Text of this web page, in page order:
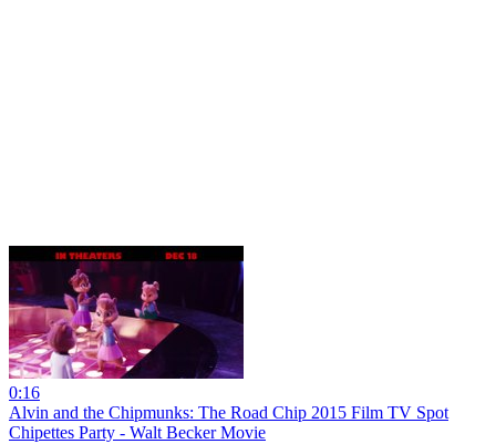
0:16
Alvin and the Chipmunks: The Road Chip 2015 Film TV Spot
Chipettes Party - Walt Becker Movie